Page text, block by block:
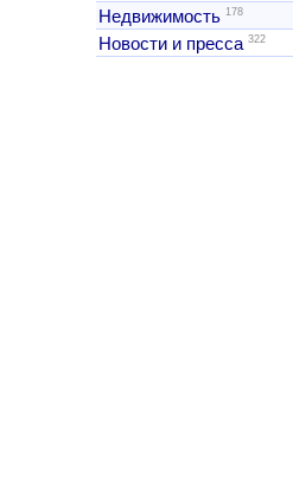
Недвижимость 178
Новости и пресса 322